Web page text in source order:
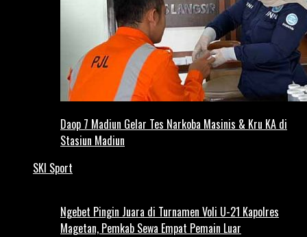
Daop 7 Madiun Gelar Tes Narkoba Masinis & Kru KA di
Stasiun Madiun
SKI Sport
Ngebet Pingin Juara di Turnamen Voli U-21 Kapolres
Magetan, Pemkab Sewa Empat Pemain Luar